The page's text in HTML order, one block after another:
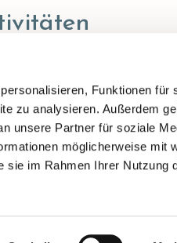
Funktionen für
zu analysieren. Außerdem
unsere Partner für soziale
möglicherweise mit
sie im Rahmen Ihrer Nutzung